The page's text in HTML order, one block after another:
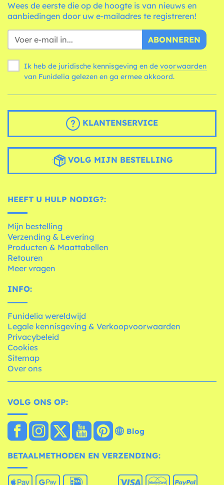
Wees de eerste die op de hoogte is van nieuws en
aanbiedingen door uw e-mailadres te registreren!
ABONNEREN
Ik heb de juridische kennisgeving en de voorwaarden
van Funidelia gelezen en ga ermee akkoord.
KLANTENSERVICE
VOLG MIJN BESTELLING
HEEFT U HULP NODIG?:
Mijn bestelling
Verzending & Levering
Producten & Maattabellen
Retouren
Meer vragen
INFO:
Funidelia wereldwijd
Legale kennisgeving & Verkoopvoorwaarden
Privacybeleid
Cookies
Sitemap
Over ons
VOLG ONS OP:
Blog
BETAALMETHODEN EN VERZENDING: